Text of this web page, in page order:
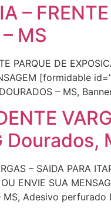
–
MS
PARQUE DE
[formidable
– MS,
Dourados,
– SAIDA PARA
OU ENVIE SUA
MS, Adesivo perfurado